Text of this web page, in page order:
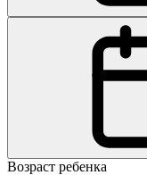
Возраст ребенка